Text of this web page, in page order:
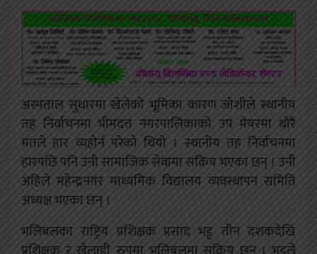
अस्पताल सुधारमा खेलेको भूमिका कारण जोशीले स्थानीय
तह निर्वाचनमा भीमदत्त नगरपालिकाको उप मेयरमा थोरै
मतले हार व्यहोर्न परेको थियो । स्थानीय तह निर्वाचनमा
हारपछि पनि उनी सामाजिक सेवामा सक्रिय भएका छन् । उनी
अहिले महेन्द्रनगर माध्यमिक विद्यालय व्यवस्थापन समिति
अध्यक्ष भएका छन् ।
भलिबलका राष्ट्रिय प्रशिक्षक प्रसाद भट्ट तीन दशकदेखि